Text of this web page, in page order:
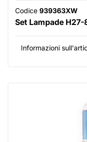
Codice 939363XW
Set Lampade
Informazioni